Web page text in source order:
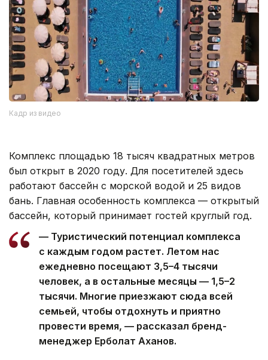
Кадр из видео
Комплекс площадью 18 тысяч квадратных метров
был открыт в 2020 году. Для посетителей здесь
работают бассейн с морской водой и 25 видов
бань. Главная особенность комплекса — открытый
бассейн, который принимает гостей круглый год.
— Туристический потенциал комплекса
с каждым годом растет. Летом нас
ежедневно посещают 3,5–4 тысячи
человек, а в остальные месяцы — 1,5–2
тысячи. Многие приезжают сюда всей
семьей, чтобы отдохнуть и приятно
провести время, — рассказал бренд-
менеджер Ерболат Аханов.